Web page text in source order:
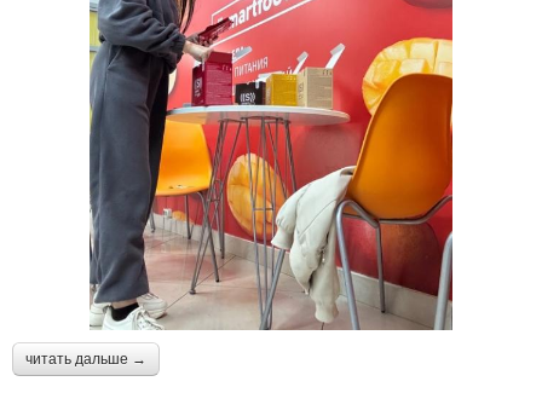
читать дальше →